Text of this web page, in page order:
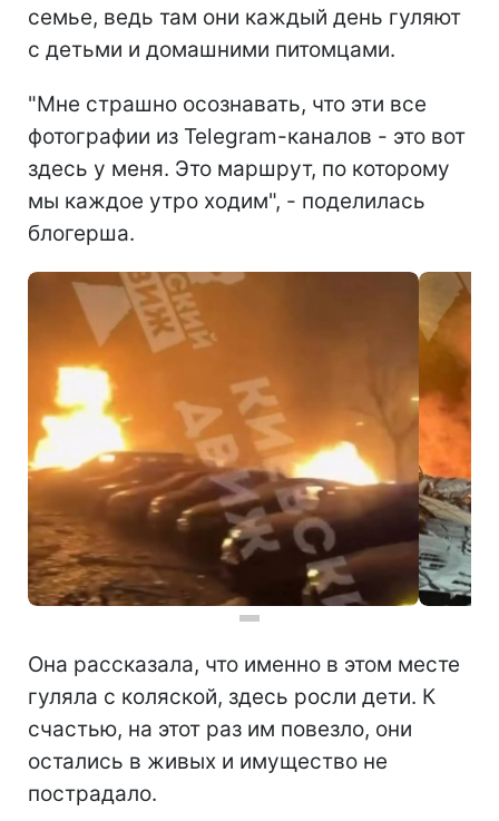
семье, ведь там они каждый день гуляют
с детьми и домашними питомцами.
"Мне страшно осознавать, что эти все
фотографии из Telegram-каналов - это вот
здесь у меня. Это маршрут, по которому
мы каждое утро ходим", - поделилась
блогерша.
Она рассказала, что именно в этом месте
гуляла с коляской, здесь росли дети. К
счастью, на этот раз им повезло, они
остались в живых и имущество не
пострадало.